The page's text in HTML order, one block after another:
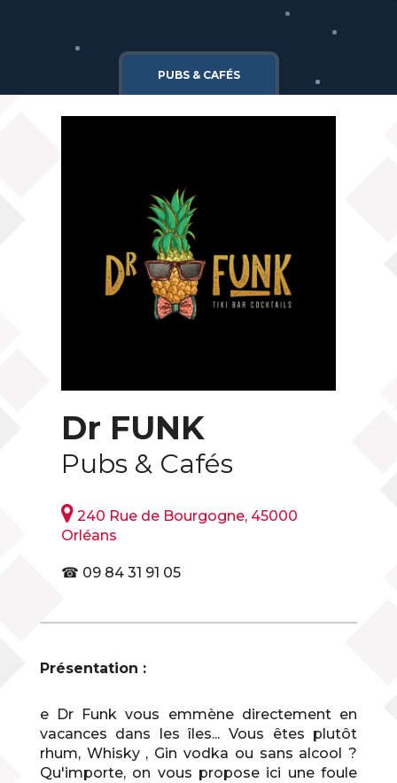
Mentions légales
PUBS & CAFÉS
Dr FUNK
Pubs & Cafés
240 Rue de Bourgogne, 45000
Orléans
☎ 09 84 31 91 05
Présentation :
e Dr Funk vous emmène directement en
vacances dans les îles... Vous êtes plutôt
rhum, Whisky , Gin vodka ou sans alcool ?
Qu'importe, on vous propose ici une foule